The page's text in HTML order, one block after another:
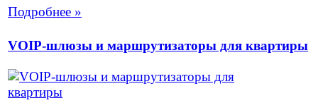
Подробнее »
VOIP-шлюзы и маршрутизаторы для квартиры